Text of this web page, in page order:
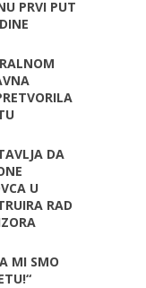
PRVI PUT
DA
U
RAD
MI SMO